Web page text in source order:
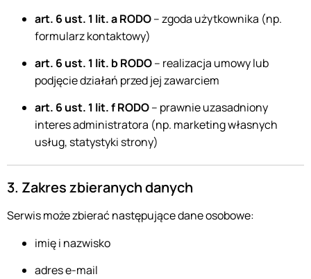
art. 6 ust. 1 lit. a RODO– zgoda użytkownika (np.
formularz kontaktowy)
art. 6 ust. 1 lit. b RODO– realizacja umowy lub
podjęcie działań przed jej zawarciem
art. 6 ust. 1 lit. f RODO– prawnie uzasadniony
interes administratora (np. marketing własnych
usług, statystyki strony)
3. Zakres zbieranych danych
Serwis może zbierać następujące dane osobowe:
imię i nazwisko
adres e-mail